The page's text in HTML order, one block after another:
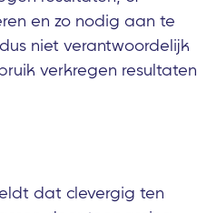
en zo nodig aan te
niet verantwoordelijk
verkregen resultaten
dat clevergig ten